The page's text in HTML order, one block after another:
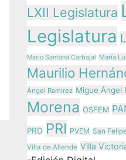
LXII Legislatura
Legislatura
Mario Santana Carbajal María
Maurilio
Ángel Ramírez Migue Ángel
Morena OSFEM
PRD PRI PVEM San
Villa de Allende Villa